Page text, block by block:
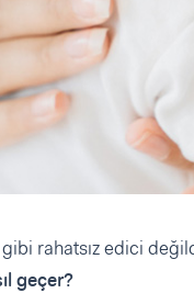
gibi rahatsız edici
geçer?